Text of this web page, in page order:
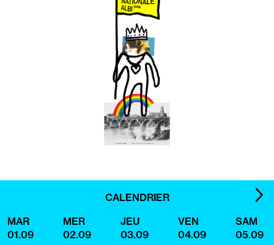
CALENDRIER
MAR
01.09
MER
02.09
JEU
03.09
VEN
04.09
SAM
05.09